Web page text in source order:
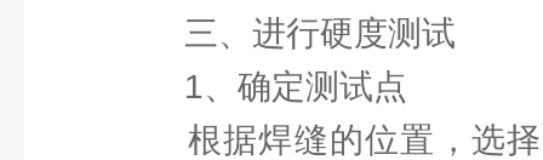
三、进行硬度测试
1、确定测试点
根据焊缝的位置，选择